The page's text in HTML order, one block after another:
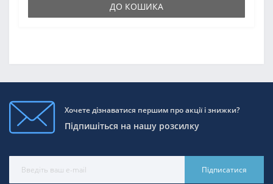
ДО КОШИКА
Хочете дізнаватися першим про акції і знижки?
Підпишіться на нашу розсилку
Підписатися